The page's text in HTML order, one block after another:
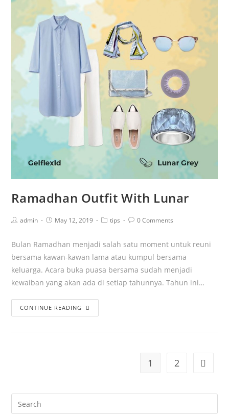
Ramadhan Outfit With Lunar
admin May 12, 2019 tips 0 Comments
Bulan Ramadhan menjadi salah satu moment untuk reuni
bersama kawan-kawan lama atau kumpul bersama
keluarga. Acara buka puasa bersama sudah menjadi
kewaiban yang akan ada di setiap tahunnya. Tahun ini…
CONTINUE READING
1 2